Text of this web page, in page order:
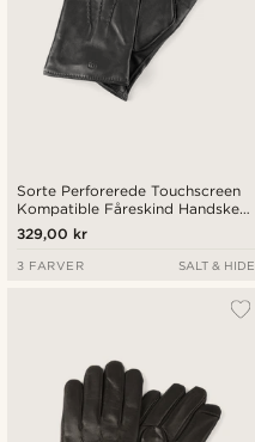
Sorte Perforerede Touchscreen
Kompatible Fåreskind Handsker
med Manchetter
329,00 kr
3 FARVER SALT & HIDE